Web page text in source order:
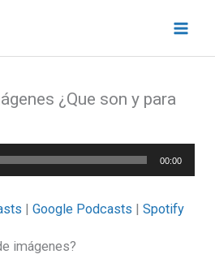
¿Que son y para
00:00
|Google Podcasts |Spotify
imágenes?